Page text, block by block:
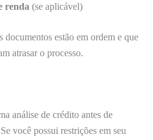
renda (se aplicável)
documentos estão em ordem e que
atrasar o processo.
análise de crédito antes de
você possui restrições em seu